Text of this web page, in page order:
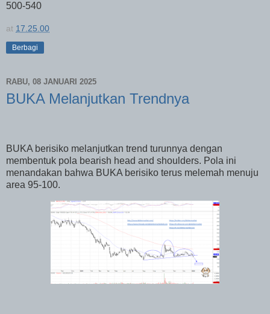
500-540
at 17.25.00
Berbagi
RABU, 08 JANUARI 2025
BUKA Melanjutkan Trendnya
BUKA berisiko melanjutkan trend turunnya dengan
membentuk pola bearish head and shoulders. Pola ini
menandakan bahwa BUKA berisiko terus melemah menuju
area 95-100.